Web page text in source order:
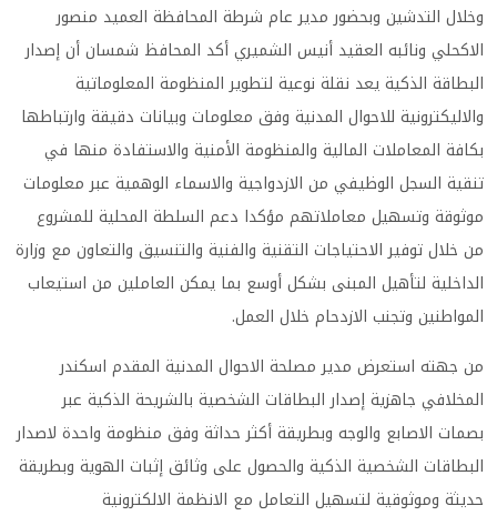
وخلال التدشين وبحضور مدير عام شرطة المحافظة العميد منصور
الاكحلي ونائبه العقيد أنيس الشميري أكد المحافظ شمسان أن إصدار
البطاقة الذكية يعد نقلة نوعية لتطوير المنظومة المعلوماتية
والاليكترونية للاحوال المدنية وفق معلومات وبيانات دقيقة وارتباطها
بكافة المعاملات المالية والمنظومة الأمنية والاستفادة منها في
تنقية السجل الوظيفي من الازدواجية والاسماء الوهمية عبر معلومات
موثوقة وتسهيل معاملاتهم مؤكدا دعم السلطة المحلية للمشروع
من خلال توفير الاحتياجات التقنية والفنية والتنسيق والتعاون مع وزارة
الداخلية لتأهيل المبنى بشكل أوسع بما يمكن العاملين من استيعاب
المواطنين وتجنب الازدحام خلال العمل.
من جهته استعرض مدير مصلحة الاحوال المدنية المقدم اسكندر
المخلافي جاهزية إصدار البطاقات الشخصية بالشريحة الذكية عبر
بصمات الاصابع والوجه وبطريقة أكثر حداثة وفق منظومة واحدة لاصدار
البطاقات الشخصية الذكية والحصول على وثائق إثبات الهوية وبطريقة
حديثة وموثوقية لتسهيل التعامل مع الانظمة الالكترونية